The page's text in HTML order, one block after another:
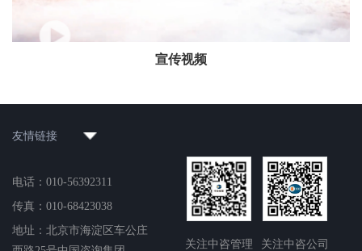
宣传视频
友情链接
电话：010-56392311
传真：010-68423038
地址：北京市海淀区车公庄
关注中咨管理 关注中咨公司